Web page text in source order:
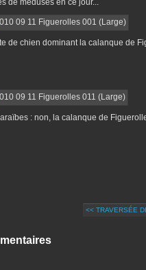
de chien dominant la calanque de
: non, la calanque de
<< TRAVERSÉE